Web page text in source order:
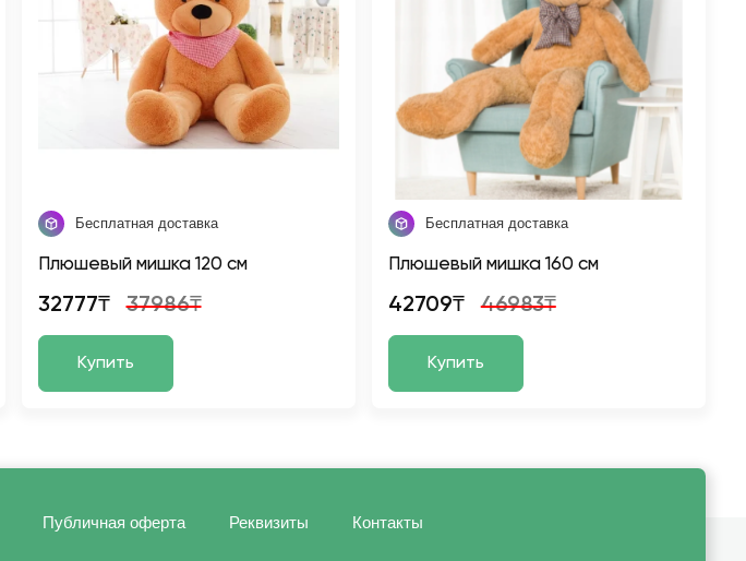
Бесплатная доставка
Плюшевый мишка 120 см
32777₸ 37986₸
Купить
Бесплатная доставка
Плюшевый мишка 160 см
42709₸ 46983₸
Купить
Публичная оферта Реквизиты Контакты